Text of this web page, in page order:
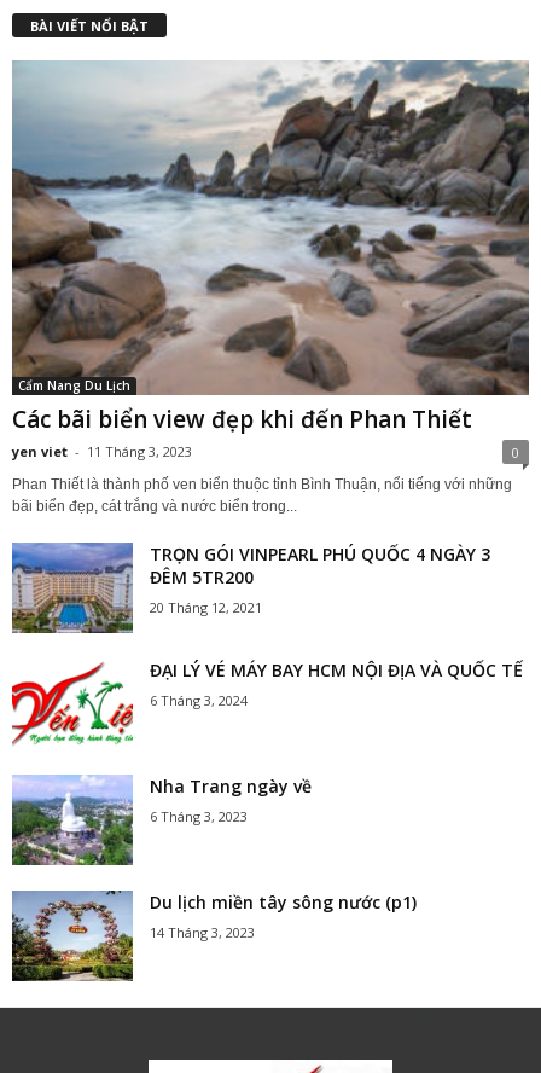
BÀI VIẾT NỔI BẬT
Cẩm Nang Du Lịch
Các bãi biển view đẹp khi đến Phan Thiết
yen viet - 11 Tháng 3, 2023 0
Phan Thiết là thành phố ven biển thuộc tỉnh Bình Thuận, nổi tiếng với những
bãi biển đẹp, cát trắng và nước biển trong...
TRỌN GÓI VINPEARL PHÚ QUỐC 4 NGÀY 3
ĐÊM 5TR200
20 Tháng 12, 2021
ĐẠI LÝ VÉ MÁY BAY HCM NỘI ĐỊA VÀ QUỐC TẾ
6 Tháng 3, 2024
Nha Trang ngày về
6 Tháng 3, 2023
Du lịch miền tây sông nước (p1)
14 Tháng 3, 2023